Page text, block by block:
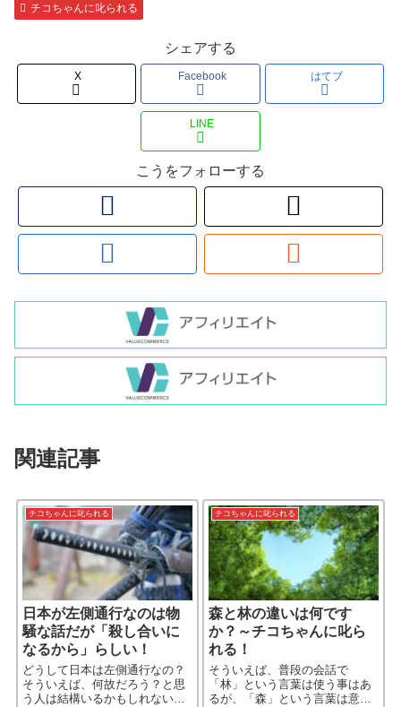
チコちゃんに叱られる
シェアする
X Facebook はてブ
LINE
こうをフォローする
関連記事
チコちゃんに叱られる
日本が左側通行なのは物
騒な話だが「殺し合いに
なるから」らしい！
どうして日本は左側通行なの？
そういえば、何故だろう？と思
う人は結構いるかもしれない。
チコちゃんに叱られる
森と林の違いは何です
か？～チコちゃんに叱ら
れる！
そういえば、普段の会話で
「林」という言葉は使う事はあ
るが、「森」という言葉は意外